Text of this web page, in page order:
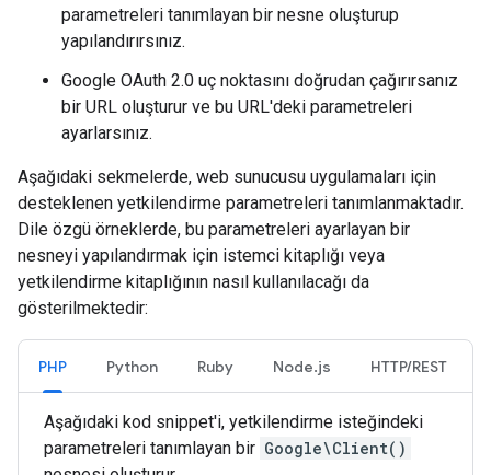
parametreleri tanımlayan bir nesne oluşturup
yapılandırırsınız.
Google OAuth 2.0 uç noktasını doğrudan çağırırsanız
bir URL oluşturur ve bu URL'deki parametreleri
ayarlarsınız.
Aşağıdaki sekmelerde, web sunucusu uygulamaları için
desteklenen yetkilendirme parametreleri tanımlanmaktadır.
Dile özgü örneklerde, bu parametreleri ayarlayan bir
nesneyi yapılandırmak için istemci kitaplığı veya
yetkilendirme kitaplığının nasıl kullanılacağı da
gösterilmektedir:
PHP Python Ruby Node.js HTTP/REST
Aşağıdaki kod snippet'i, yetkilendirme isteğindeki
parametreleri tanımlayan bir Google\Client()